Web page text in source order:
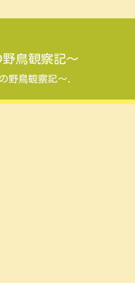
鳥観察記～
野鳥観察記～.